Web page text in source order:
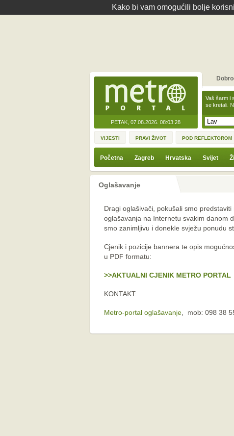
Kako bi vam omogućili bolje
PETAK, 07.08.2026. 08:03:28
Vaš šarm i
se kretali.
VIJESTI PRAVI ŽIVOT POD REFLEKTOROM
Početna Zagreb Hrvatska Svijet
Oglašavanje
Dragi oglašivači, pokušali smo
oglašavanja na Internetu svakim danom
smo zanimljivu i donekle svježu ponudu
Cjenik i pozicije bannera te opis
u PDF formatu:
>>AKTUALNI CJENIK METRO PORTAL
KONTAKT:
Metro-portal oglašavanje , mob: 098 38